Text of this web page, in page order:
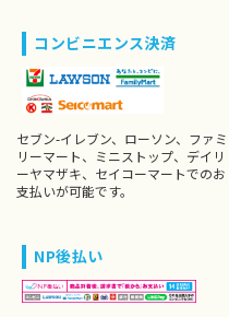
コンビニエンス決済
セブン-イレブン、ローソン、ファミ
リーマート、ミニストップ、デイリ
ーヤマザキ、セイコーマートでのお
支払いが可能です。
NP後払い